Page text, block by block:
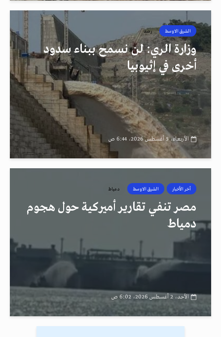
الشرق الاوسط رصد
وزارة الري: لن نسمح ببناء سدود
أخرى في إثيوبيا
الأربعاء، 5 أغسطس 2026، 6:44 ص
أخر الأخبار الشرق الاوسط دمياط
مصر تنفي تقارير أميركية حول هجوم
دمياط
الأحد، 2 أغسطس 2026، 6:02 ص